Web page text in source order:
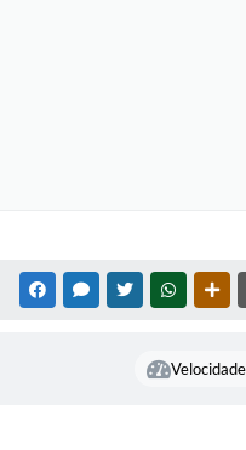
FACEBOOKMESSENGER
TWITTER